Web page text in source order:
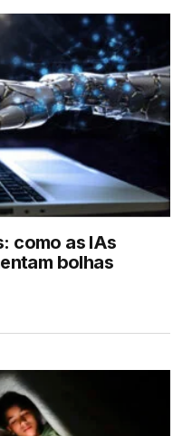
como as IAs
bolhas